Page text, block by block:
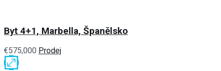
Byt 4+1, Marbella, Španělsko
€575,000 Prodej